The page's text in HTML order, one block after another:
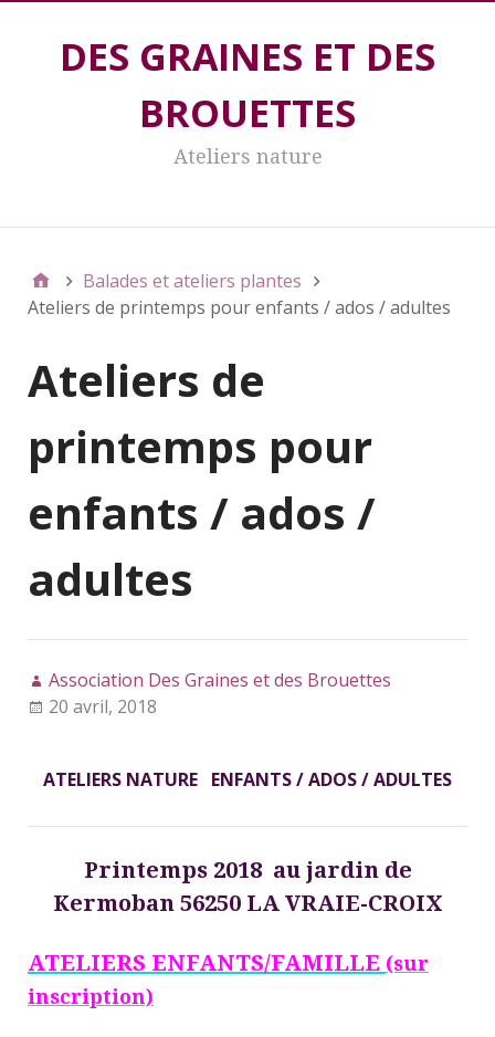
DES GRAINES ET DES
BROUETTES
Ateliers nature
Balades et ateliers plantes
Ateliers de printemps pour enfants / ados / adultes
Ateliers de
printemps pour
enfants / ados /
adultes
Association Des Graines et des Brouettes
20 avril, 2018
ATELIERS NATURE ENFANTS / ADOS / ADULTES
Printemps 2018 au jardin de
Kermoban 56250 LA VRAIE-CROIX
ATELIERS ENFANTS/FAMILLE (sur
inscription)